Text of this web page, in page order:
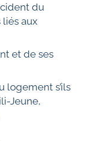
du
liés aux
et de ses
logement s’ils
Jeune,